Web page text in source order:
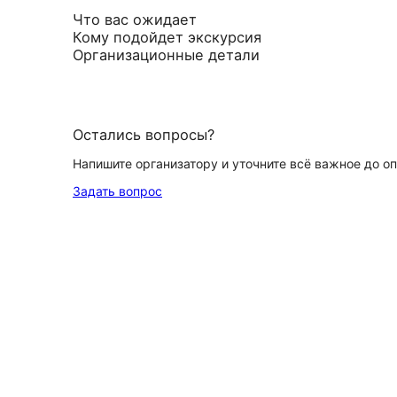
Что вас ожидает
Кому подойдет экскурсия
Организационные детали
Остались вопросы?
Напишите организатору и уточните всё важное до
Задать вопрос